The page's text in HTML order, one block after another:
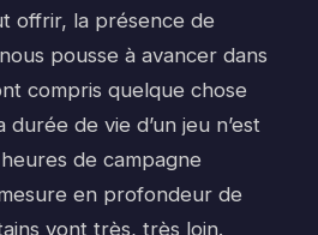
offrir, la présence de
pousse à avancer dans
compris quelque chose
de vie d’un jeu n’est
de campagne
en profondeur de
vont très, très loin.